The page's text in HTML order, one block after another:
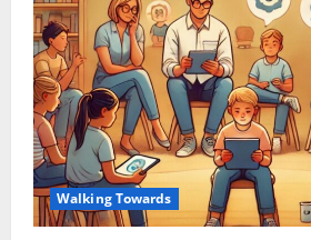
검
색
서
비
스
를
쓰
면
내
생
각
이
편
향
된
Walking Towards